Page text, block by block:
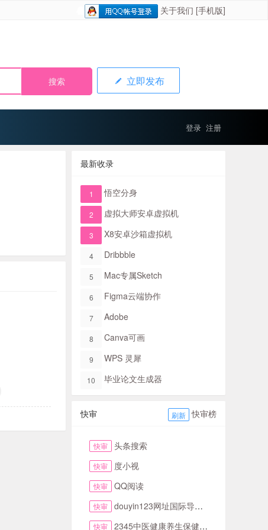
关于我们 [手机版]
立即发布
登录 注册
最新收录
1 悟空分身
2 虚拟大师安卓虚拟机
3 X8安卓沙箱虚拟机
4 Dribbble
5 Mac专属Sketch​
6 Figma​云端协作
7 Adobe
8 Canva可画
9 WPS 灵犀
10 毕业论文生成器
快审 刷新 快审榜
快审 头条搜索
快审 度小视
快审 QQ阅读
快审 douyin123网址国际导航TikTok下拉首页
快审 2345中医健康养生保健知识网